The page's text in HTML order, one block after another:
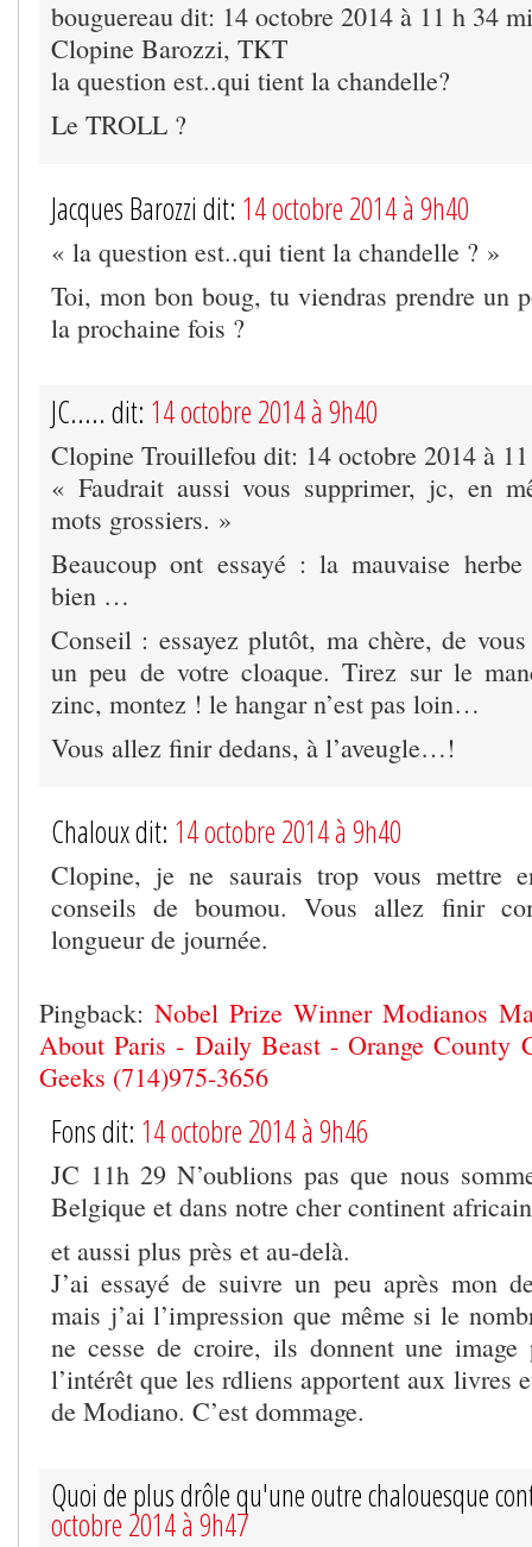
bouguereau dit: 14 octobre 2014 à 11 h 34
Clopine Barozzi, TKT
la question est..qui tient la chandelle?
Le TROLL ?
Jacques Barozzi dit: 14 octobre 2014 à 9h40
« la question est..qui tient la chandelle ? »
Toi, mon bon boug, tu viendras prendre un
la prochaine fois ?
JC..... dit: 14 octobre 2014 à 9h40
Clopine Trouillefou dit: 14 octobre 2014 à
« Faudrait aussi vous supprimer, jc, en
mots grossiers. »
Beaucoup ont essayé : la mauvaise
bien …
Conseil : essayez plutôt, ma chère, de
un peu de votre cloaque. Tirez sur le
zinc, montez ! le hangar n’est pas loin…
Vous allez finir dedans, à l’aveugle…!
Chaloux dit: 14 octobre 2014 à 9h40
Clopine, je ne saurais trop vous mettre
conseils de boumou. Vous allez finir
longueur de journée.
Pingback: Nobel Prize Winner Modianos
About Paris - Daily Beast - Orange County
Geeks (714)975-3656
Fons dit: 14 octobre 2014 à 9h46
JC 11h 29 N’oublions pas que nous
Belgique et dans notre cher continent
et aussi plus près et au-delà.
J’ai essayé de suivre un peu après mon
mais j’ai l’impression que même si le
ne cesse de croire, ils donnent une
l’intérêt que les rdliens apportent aux livres
de Modiano. C’est dommage.
Quoi de plus drôle qu'une outre chalouesque
octobre 2014 à 9h47